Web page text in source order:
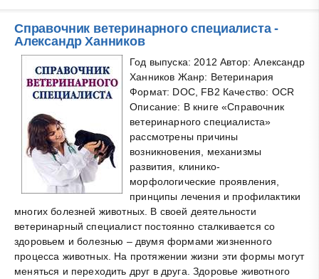
Справочник ветеринарного специалиста -
Александр Ханников
Год выпуска: 2012 Автор: Александр
Ханников Жанр: Ветеринария
Формат: DOC, FB2 Качество: OCR
Описание: В книге «Справочник
ветеринарного специалиста»
рассмотрены причины
возникновения, механизмы
развития, клинико-
морфологические проявления,
принципы лечения и профилактики
многих болезней животных. В своей деятельности
ветеринарный специалист постоянно сталкивается со
здоровьем и болезнью – двумя формами жизненного
процесса животных. На протяжении жизни эти формы могут
меняться и переходить друг в друга. Здоровье животного